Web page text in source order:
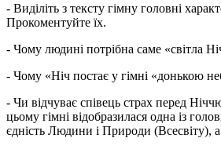
- Виділіть з тексту гімну головні
Прокоментуйте їх.
- Чому людині потрібна саме «світла
- Чому «Ніч постає у гімні «донькою
- Чи відчуває співець страх перед
цьому гімні відобразилася одна із
єдність Людини і Природи (Всесвіту),